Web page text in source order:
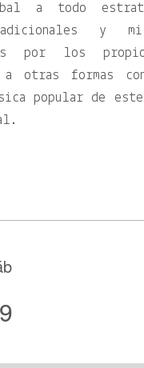
a todo
y
por los
formas
popular de